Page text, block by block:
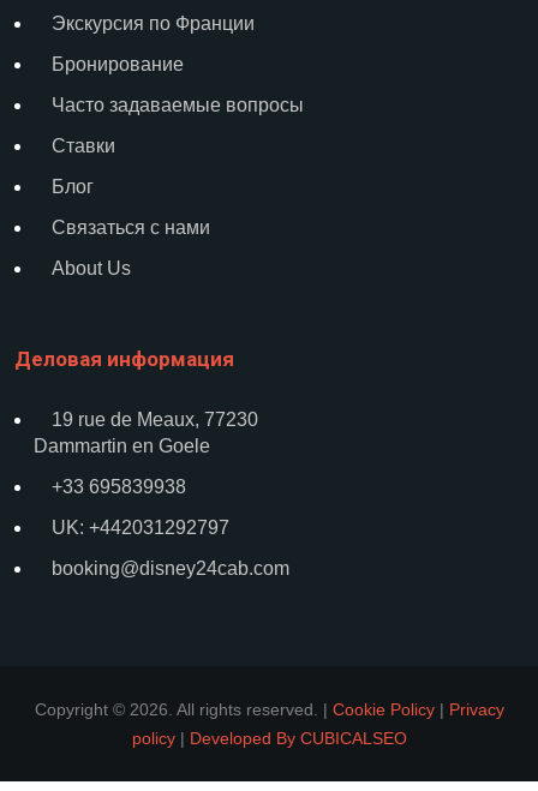
Экскурсия по Франции
Бронирование
Часто задаваемые вопросы
Ставки
Блог
Связаться с нами
About Us
Деловая информация
19 rue de Meaux, 77230
Dammartin en Goele
+33 695839938
UK: +442031292797
booking@disney24cab.com
Copyright © 2026. All rights reserved. | Cookie Policy| Privacy
policy| Developed By CUBICALSEO